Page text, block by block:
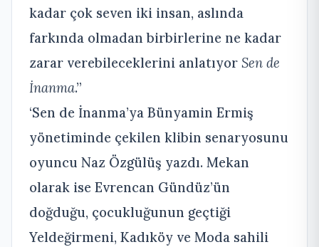
kadar çok seven iki insan, aslında
farkında olmadan birbirlerine ne kadar
zarar verebileceklerini anlatıyor Sen de
İnanma.”
‘Sen de İnanma’ya Bünyamin Ermiş
yönetiminde çekilen klibin senaryosunu
oyuncu Naz Özgülüş yazdı. Mekan
olarak ise Evrencan Gündüz’ün
doğduğu, çocukluğunun geçtiği
Yeldeğirmeni, Kadıköy ve Moda sahili